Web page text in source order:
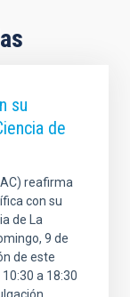
su
de
reafirma
con su
de La
9 de
de este
a 18:30